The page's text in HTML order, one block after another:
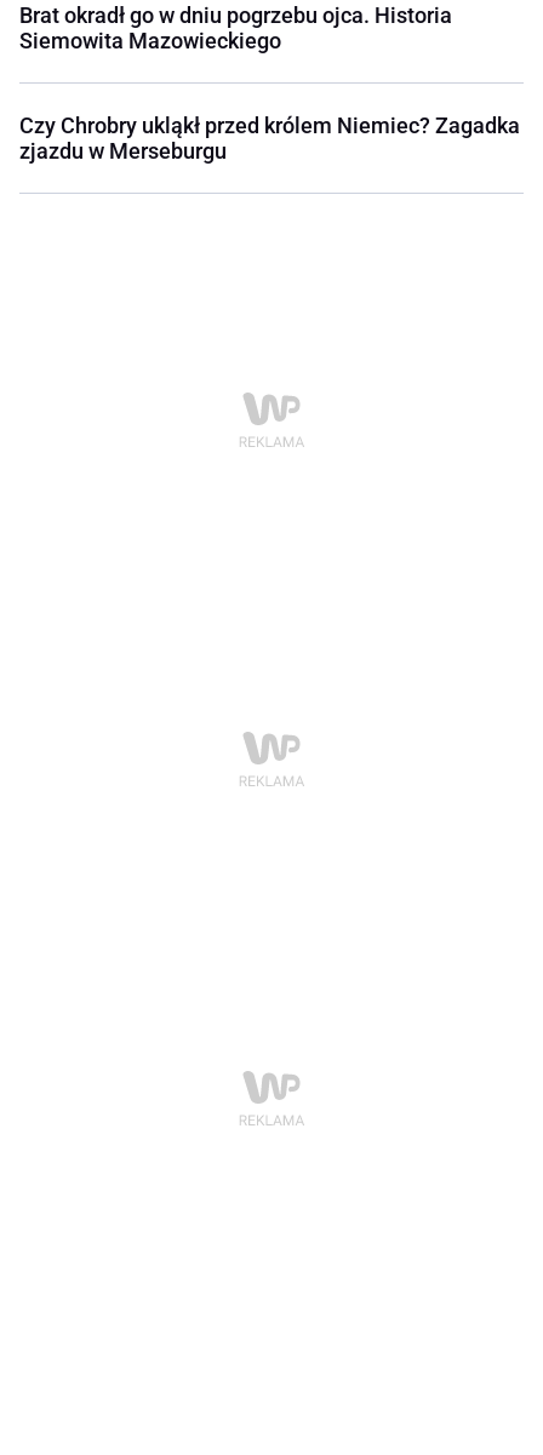
Brat okradł go w dniu pogrzebu ojca. Historia
Siemowita Mazowieckiego
Czy Chrobry ukląkł przed królem Niemiec? Zagadka
zjazdu w Merseburgu